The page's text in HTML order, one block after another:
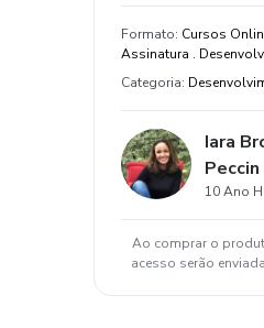
Formato: Cursos
Assinatura .
Categoria:
Iara
Peccin
10 Ano
Ao comprar o
acesso serão